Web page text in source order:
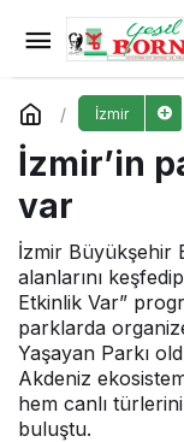
İzmir
İzmir’in
var
İzmir Büyükşehir
alanlarını
Etkinlik Var”
parklarda
Yaşayan Parkı
Akdeniz
hem canlı
buluştu.
İzmirYorum